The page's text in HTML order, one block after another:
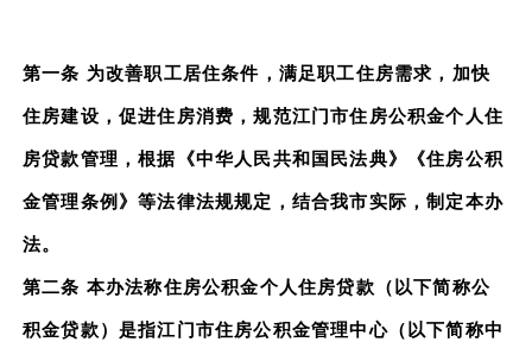
第一条 为改善职工居住条件，满足职工住房需求，加快
住房建设，促进住房消费，规范江门市住房公积金个人住
房贷款管理，根据《中华人民共和国民法典》《住房公积
金管理条例》等法律法规规定，结合我市实际，制定本办
法。
第二条 本办法称住房公积金个人住房贷款（以下简称公
积金贷款）是指江门市住房公积金管理中心（以下简称中